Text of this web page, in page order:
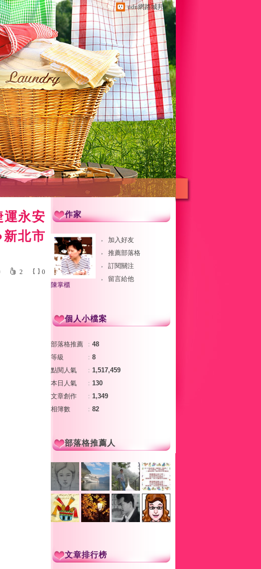
udn網路城邦
永安
北市
2 0
作家
加入好友
推薦部落格
訂閱關注
留言給他
陳掌櫃
個人小檔案
部落格推薦 ： 48
等級
： 8
點閱人氣
： 1,517,459
本日人氣
： 130
文章創作
： 1,349
相簿數
： 82
部落格推薦人
文章排行榜